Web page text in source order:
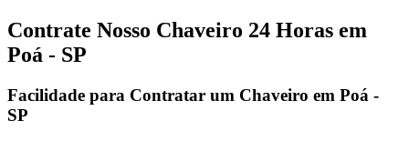
Contrate Nosso Chaveiro 24 Horas em
Poá - SP
Facilidade para Contratar um Chaveiro em Poá -
SP